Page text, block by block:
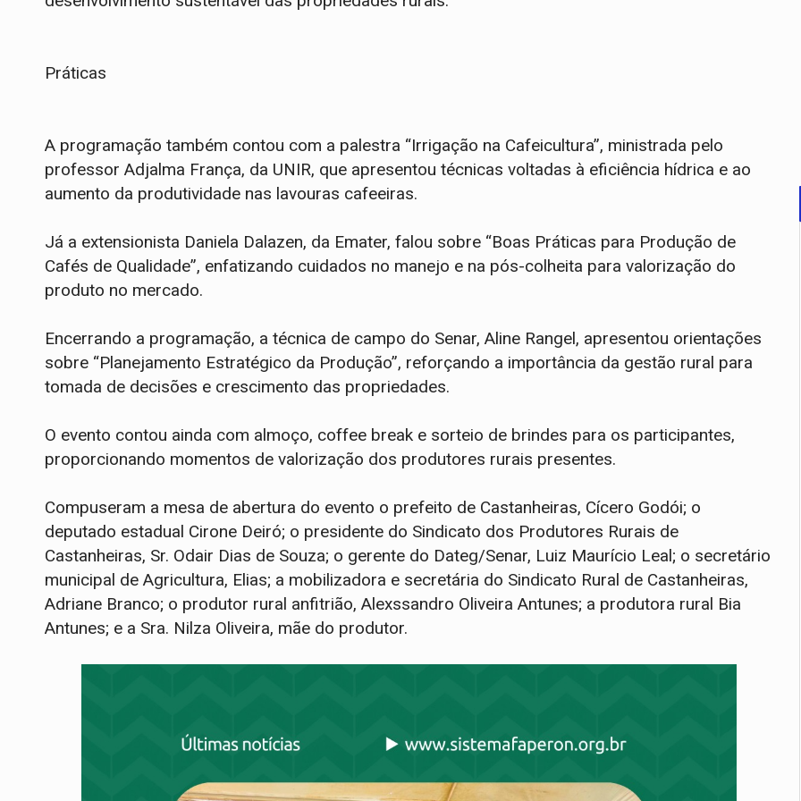
Práticas
A programação também contou com a palestra “Irrigação na Cafeicultura”, ministrada pelo
professor Adjalma França, da UNIR, que apresentou técnicas voltadas à eficiência hídrica e ao
aumento da produtividade nas lavouras cafeeiras.
Já a extensionista Daniela Dalazen, da Emater, falou sobre “Boas Práticas para Produção de
Cafés de Qualidade”, enfatizando cuidados no manejo e na pós-colheita para valorização do
produto no mercado.
Encerrando a programação, a técnica de campo do Senar, Aline Rangel, apresentou orientações
sobre “Planejamento Estratégico da Produção”, reforçando a importância da gestão rural para
tomada de decisões e crescimento das propriedades.
O evento contou ainda com almoço, coffee break e sorteio de brindes para os participantes,
proporcionando momentos de valorização dos produtores rurais presentes.
Compuseram a mesa de abertura do evento o prefeito de Castanheiras, Cícero Godói; o
deputado estadual Cirone Deiró; o presidente do Sindicato dos Produtores Rurais de
Castanheiras, Sr. Odair Dias de Souza; o gerente do Dateg/Senar, Luiz Maurício Leal; o secretário
municipal de Agricultura, Elias; a mobilizadora e secretária do Sindicato Rural de Castanheiras,
Adriane Branco; o produtor rural anfitrião, Alexssandro Oliveira Antunes; a produtora rural Bia
Antunes; e a Sra. Nilza Oliveira, mãe do produtor.